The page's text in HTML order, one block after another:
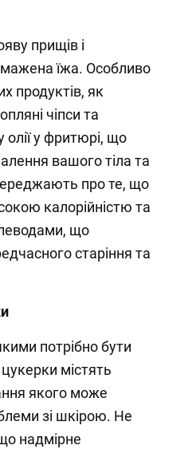
прищів і
їжа. Особливо
продуктів, як
чіпси та
у фритюрі, що
вашого тіла та
про те, що
калорійністю та
що
старіння та
потрібно бути
містять
якого може
зі шкірою. Не
надмірне